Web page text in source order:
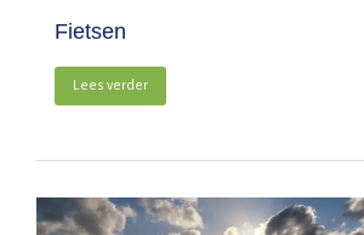
Fietsen
Lees verder